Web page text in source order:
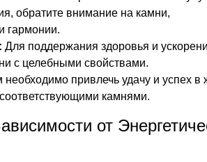
обратите внимание на камни,
гармонии.
Для поддержания здоровья и
с целебными свойствами.
необходимо привлечь удачу и успех в
камнями.
от